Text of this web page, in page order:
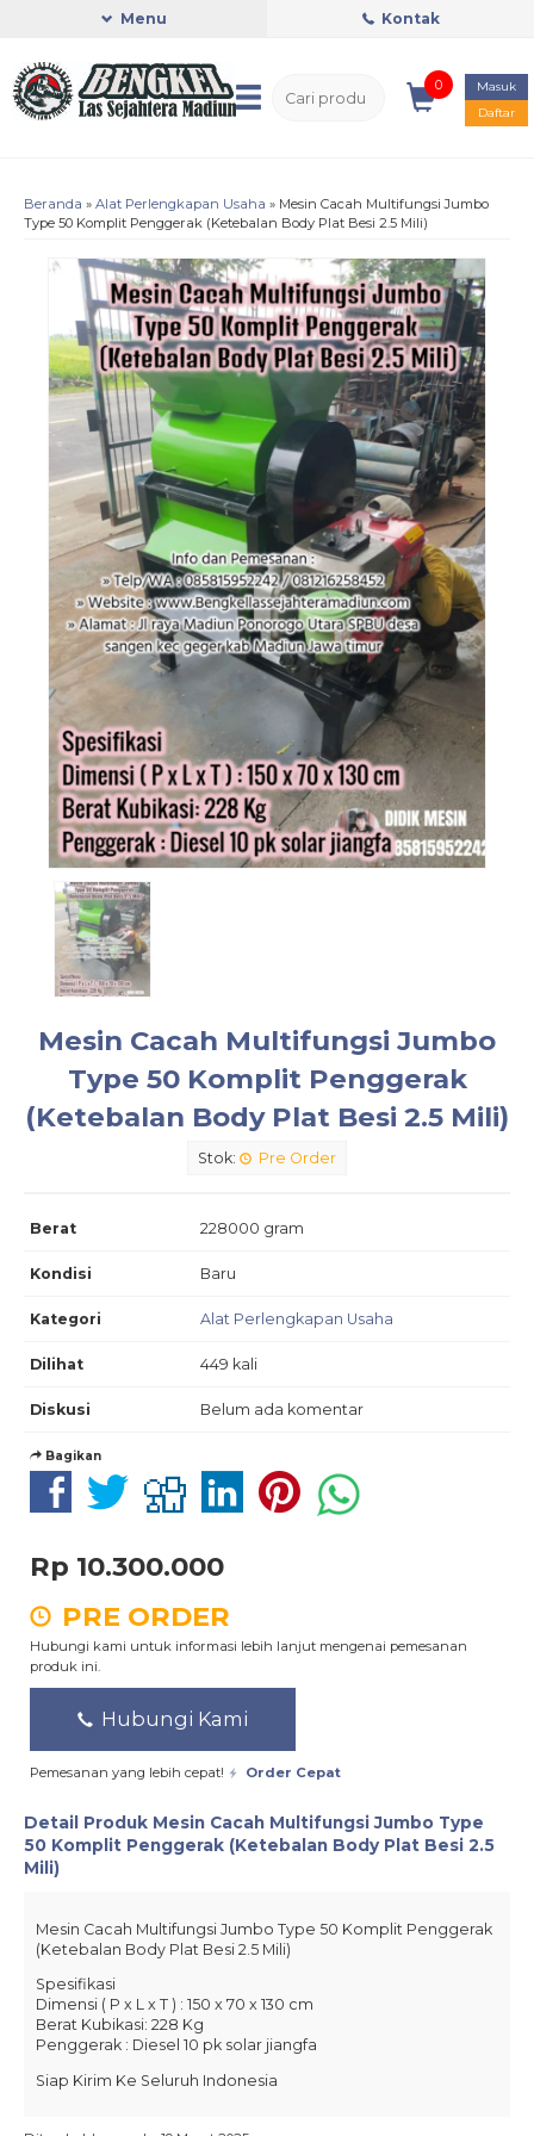
Menu Kontak
0
Masuk
Daftar
Beranda » Alat Perlengkapan Usaha » Mesin Cacah Multifungsi Jumbo
Type 50 Komplit Penggerak (Ketebalan Body Plat Besi 2.5 Mili)
Mesin Cacah Multifungsi Jumbo
Type 50 Komplit Penggerak
(Ketebalan Body Plat Besi 2.5 Mili)
Stok: Pre Order
Berat 228000 gram
Kondisi Baru
Kategori Alat Perlengkapan Usaha
Dilihat 449 kali
Diskusi Belum ada komentar
Bagikan
Rp 10.300.000
PRE ORDER
Hubungi kami untuk informasi lebih lanjut mengenai pemesanan
produk ini.
Hubungi Kami
Pemesanan yang lebih cepat! Order Cepat
Detail Produk Mesin Cacah Multifungsi Jumbo Type
50 Komplit Penggerak (Ketebalan Body Plat Besi 2.5
Mili)
Mesin Cacah Multifungsi Jumbo Type 50 Komplit Penggerak
(Ketebalan Body Plat Besi 2.5 Mili)
Spesifikasi
Dimensi ( P x L x T ) : 150 x 70 x 130 cm
Berat Kubikasi: 228 Kg
Penggerak : Diesel 10 pk solar jiangfa
Siap Kirim Ke Seluruh Indonesia